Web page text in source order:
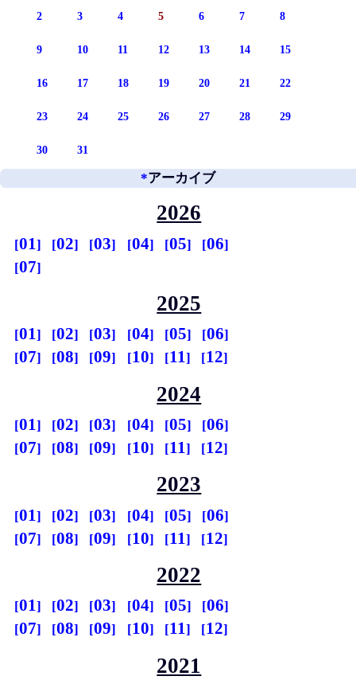
2 3 4 5 6 7 8
9 10 11 12 13 14 15
16 17 18 19 20 21 22
23 24 25 26 27 28 29
30 31
*アーカイブ
2026
01 02 03 04 05
06
07
2025
01 02 03 04 05
06
07
08 09 10 11 12
2024
01 02 03 04 05
06
07
08 09 10 11 12
2023
01 02 03 04 05
06
07
08 09 10 11 12
2022
01 02 03 04 05
06
07
08 09 10 11 12
2021